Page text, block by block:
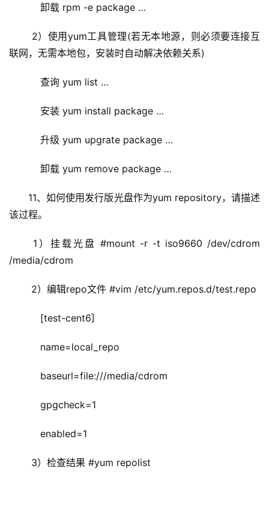
卸载 rpm -e package …
2）使用yum工具管理(若无本地源，则必须要连接互
联网，无需本地包，安装时自动解决依赖关系)
查询 yum list …
安装 yum install package …
升级 yum upgrate package …
卸载 yum remove package …
11、如何使用发行版光盘作为yum repository，请描述
该过程。
1）挂载光盘 #mount -r -t iso9660 /dev/cdrom
/media/cdrom
2）编辑repo文件 #vim /etc/yum.repos.d/test.repo
[test-cent6]
name=local_repo
baseurl=file:///media/cdrom
gpgcheck=1
enabled=1
3）检查结果 #yum repolist